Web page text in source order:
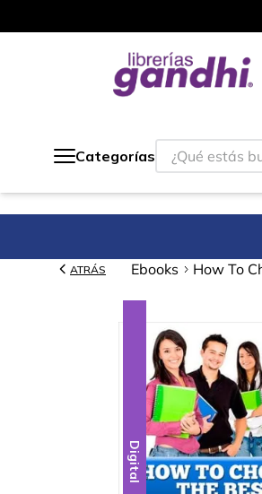
Categorías
¿Qué estás
ATRÁS Ebooks How To
Digital